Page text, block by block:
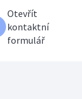
Otevřít
kontaktní
formulář